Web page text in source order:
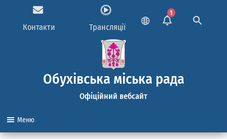
Контакти Трансляції
1
Обухівська міська рада
Офіційний вебсайт
Меню